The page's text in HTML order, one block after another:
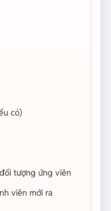
có)
tượng ứng viên
viên mới ra